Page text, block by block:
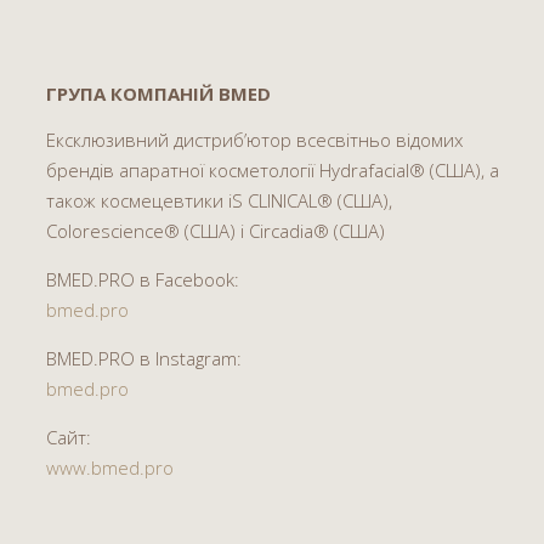
ГРУПА КОМПАНІЙ BMED
Ексклюзивний дистриб’ютор всесвітньо відомих
брендів апаратної косметології Hydrafacial® (США), а
також космецевтики iS CLINICAL® (США),
Colorescience® (США) і Circadia® (США)
BMED.PRO в Facebook:
bmed.pro
BMED.PRO в Instagram:
bmed.pro
Сайт:
www.bmed.pro